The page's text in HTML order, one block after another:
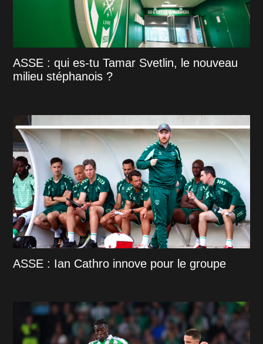
ASSE : qui es-tu Tamar Svetlin, le nouveau
milieu stéphanois ?
ASSE : Ian Cathro innove pour le groupe